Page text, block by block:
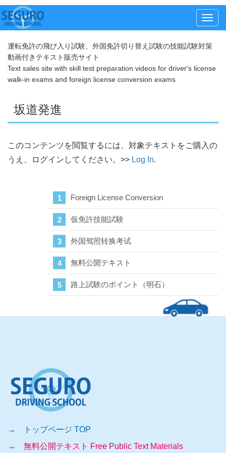
メ
ュ
運転免許の飛び入り試験、外国免許切り替え試験の技能試験対策
動画付きテキスト販売サイト
Text sales site with skill test preparation videos for driver's license
walk-in exams and foreign license conversion exams
Foreign License Conversion
仮免許技能試験
外国驾照转换考试
無料公開テキスト
路上試験のポイント（明石）
坂道発進
このコンテンツを閲覧するには、対象テキストをご購入の
うえ、ログインしてください。>> Log In.
→ トップページ TOP
→ 無料公開テキスト Free Public Text Materials